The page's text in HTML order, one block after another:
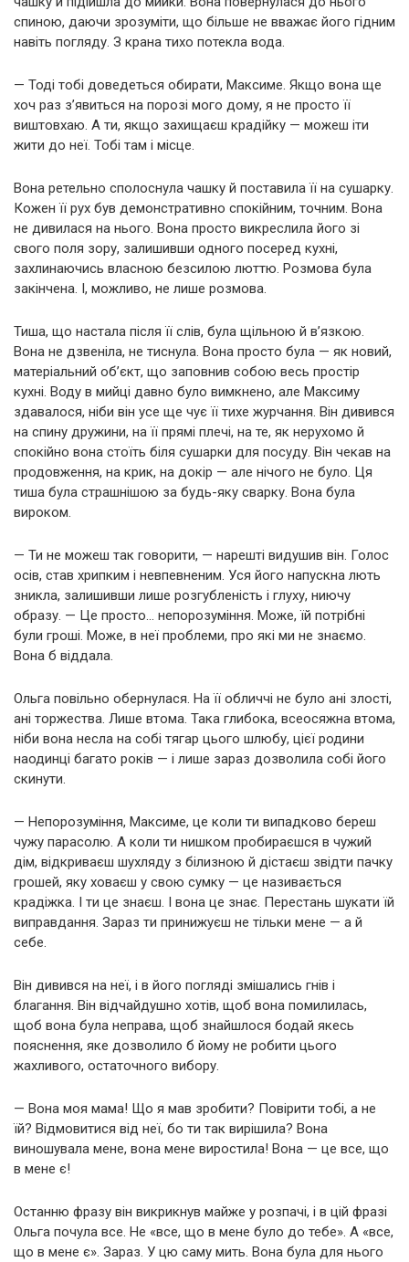
спиною, даючи зрозуміти, що більше не вважає його гідним
навіть погляду. З крана тихо потекла вода.
— Тоді тобі доведеться обирати, Максиме. Якщо вона ще
хоч раз з’явиться на порозі мого дому, я не просто її
виштовхаю. А ти, якщо захищаєш крадійку — можеш іти
жити до неї. Тобі там і місце.
Вона ретельно сполоснула чашку й поставила її на сушарку.
Кожен її рух був демонстративно спокійним, точним. Вона
не дивилася на нього. Вона просто викреслила його зі
свого поля зору, залишивши одного посеред кухні,
захлинаючись власною безсилою люттю. Розмова була
закінчена. І, можливо, не лише розмова.
Тиша, що настала після її слів, була щільною й в’язкою.
Вона не дзвеніла, не тиснула. Вона просто була — як новий,
матеріальний об’єкт, що заповнив собою весь простір
кухні. Воду в мийці давно було вимкнено, але Максиму
здавалося, ніби він усе ще чує її тихе журчання. Він дивився
на спину дружини, на її прямі плечі, на те, як нерухомо й
спокійно вона стоїть біля сушарки для посуду. Він чекав на
продовження, на крик, на докір — але нічого не було. Ця
тиша була страшнішою за будь-яку сварку. Вона була
вироком.
— Ти не можеш так говорити, — нарешті видушив він. Голос
осів, став хрипким і невпевненим. Уся його напускна лють
зникла, залишивши лише розгубленість і глуху, ниючу
образу. — Це просто… непорозуміння. Може, їй потрібні
були гроші. Може, в неї проблеми, про які ми не знаємо.
Вона б віддала.
Ольга повільно обернулася. На її обличчі не було ані злості,
ані торжества. Лише втома. Така глибока, всеосяжна втома,
ніби вона несла на собі тягар цього шлюбу, цієї родини
наодинці багато років — і лише зараз дозволила собі його
скинути.
— Непорозуміння, Максиме, це коли ти випадково береш
чужу парасолю. А коли ти нишком пробираєшся в чужий
дім, відкриваєш шухляду з білизною й дістаєш звідти пачку
грошей, яку ховаєш у свою сумку — це називається
крадіжка. І ти це знаєш. І вона це знає. Перестань шукати їй
виправдання. Зараз ти принижуєш не тільки мене — а й
себе.
Він дивився на неї, і в його погляді змішались гнів і
благання. Він відчайдушно хотів, щоб вона помилилась,
щоб вона була неправа, щоб знайшлося бодай якесь
пояснення, яке дозволило б йому не робити цього
жахливого, остаточного вибору.
— Вона моя мама! Що я мав зробити? Повірити тобі, а не
їй? Відмовитися від неї, бо ти так вирішила? Вона
виношувала мене, вона мене виростила! Вона — це все, що
в мене є!
Останню фразу він викрикнув майже у розпачі, і в цій фразі
Ольга почула все. Не «все, що в мене було до тебе». А «все,
що в мене є». Зараз. У цю саму мить. Вона була для нього